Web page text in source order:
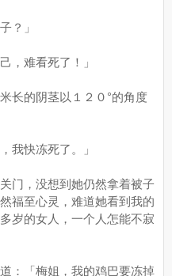
？」
难看死了！」
的阴茎以１２０°的角度
快冻死了。」
，没想到她仍然拿着被子
福至心灵，难道她看到我的
岁的女人，一个人怎能不寂
「梅姐，我的鸡巴要冻掉